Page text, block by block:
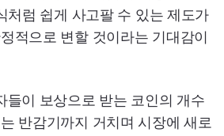
처럼 쉽게 사고팔 수 있는 제도가
적으로 변할 것이라는 기대감이
들이 보상으로 받는 코인의 개수
반감기까지 거치며 시장에 새로